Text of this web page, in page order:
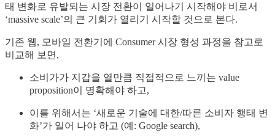
태 변화로 유발되는 시장 전환이 일어나기 시작해야 비로서
‘massive scale’의 큰 기회가 열리기 시작할 것으로 본다.
기존 웹, 모바일 전환기에 Consumer 시장 형성 과정을 참고로
비교해 보면,
소비가가 지갑을 열만큼 직접적으로 느끼는 value
proposition이 명확해야 하고,
이를 위해서는 ‘새로운 기술에 대한/따른 소비자 행태 변
화’가 일어 나야 하고 (예: Google search),